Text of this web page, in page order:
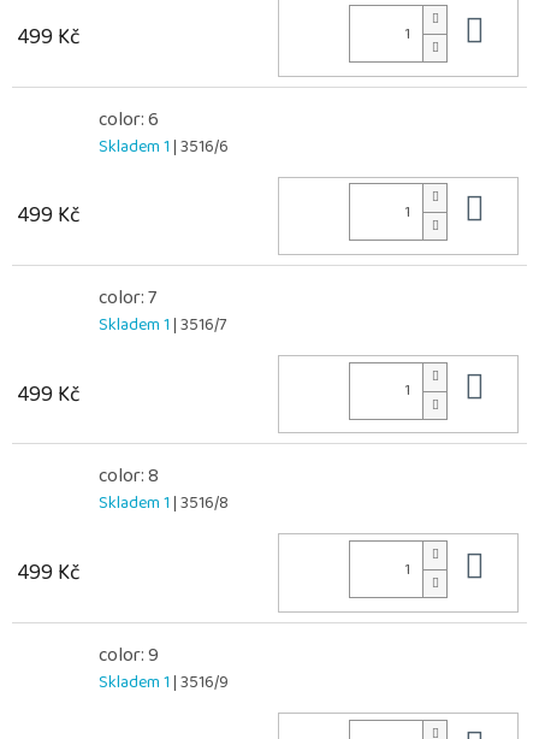
499 Kč
color: 6
Skladem 1| 3516/6
499 Kč
color: 7
Skladem 1| 3516/7
499 Kč
color: 8
Skladem 1| 3516/8
499 Kč
color: 9
Skladem 1| 3516/9